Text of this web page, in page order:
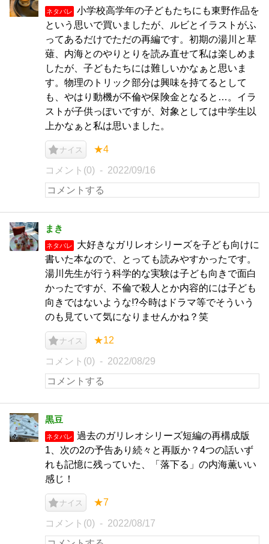
ネタバレ
小学校高学年の子どもたちにも東野作品を
という思いで買いましたが、ルビとイラストがふ
ってあるだけでただの再編です。初期の湯川と草
薙、内海とのやりとりを読み直せて私は楽しめま
したが、子どもたちには難しいかなぁと思いま
す。物理のトリック部分は興味を持てるとして
も、やはり動機が不倫や保険金となると…。イラ
ストが子供っぽいですが、対象としては中学生以
上かなぁと私は思いました。
ナイス ★4
コメント(0) 2022/09/16
まき
ネタバレ
大好きなガリレオシリーズを子ども向けに
書いた本なので、とっても読みやすかったです。
湯川先生が行う科学的な実験は子ども向きで面白
かったですが、不倫で殺人とか内容的には子ども
向きではないような⁉️今時はドラマ等でそういう
のも見ていて気になりませんかね？笑
ナイス ★12
コメント(0) 2022/08/29
黒豆
ネタバレ
過去のガリレオシリーズ短編の再構成版
1、次の2の予告あり続々と再販か？4つの話いず
れも記憶に残っていた、「落下る」の内海薫いい
感じ！
ナイス ★7
コメント(0) 2022/08/17